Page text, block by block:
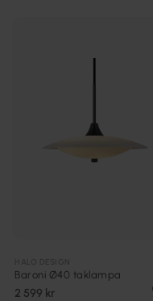
Baroni Ø40 taklampa
2 599 kr